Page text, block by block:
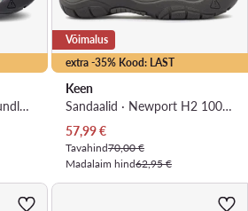
Sandaalid · Newport Boundless Sandal 1028784 · Lilla
extra -35% Kood: LAST
Võimalus
Keen
Sandaalid · Newport H2 1009938 · Tumesinine
Praegune hind
57,99€
Tavahind70,00 €
Madalaim hind62,95 €